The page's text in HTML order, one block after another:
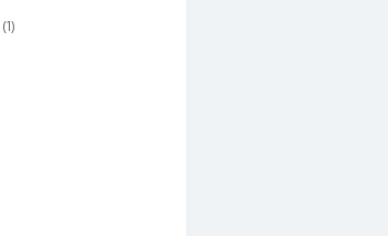
(1)